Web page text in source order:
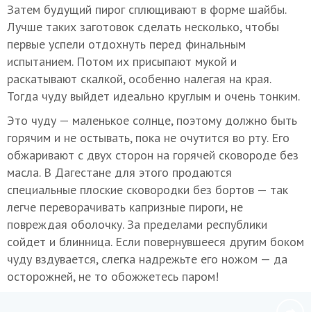
Затем будущий пирог сплющивают в форме шайбы.
Лучше таких заготовок сделать несколько, чтобы
первые успели отдохнуть перед финальным
испытанием. Потом их присыпают мукой и
раскатывают скалкой, особенно налегая на края.
Тогда чуду выйдет идеально круглым и очень тонким.
Это чуду — маленькое солнце, поэтому должно быть
горячим и не остывать, пока не очутится во рту. Его
обжаривают с двух сторон на горячей сковороде без
масла. В Дагестане для этого продаются
специальные плоские сковородки без бортов — так
легче переворачивать капризные пироги, не
повреждая оболочку. За пределами республики
сойдет и блинница. Если повернувшееся другим боком
чуду вздувается, слегка надрежьте его ножом — да
осторожней, не то обожжетесь паром!